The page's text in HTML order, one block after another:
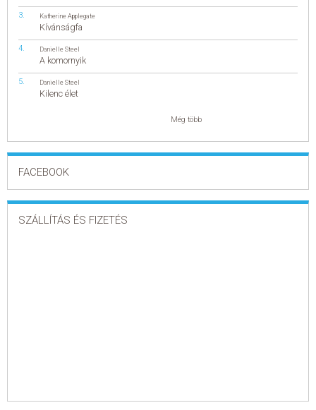
Katherine Applegate
Kívánságfa
Danielle Steel
A komornyik
Danielle Steel
Kilenc élet
Még több
FACEBOOK
SZÁLLÍTÁS ÉS FIZETÉS